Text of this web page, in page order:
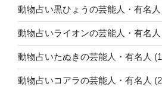
動物占い黒ひょうの芸能人・有名人
動物占いライオンの芸能人・有名人
動物占いたぬきの芸能人・有名人
動物占いコアラの芸能人・有名人